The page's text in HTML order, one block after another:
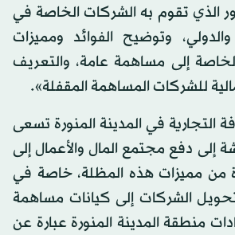
الذي تقوم به الشركات الخاصة في
وتوضيح الفوائد ومميزات
إلى مساهمة عامة، والتعريف
للشركات المساهمة المقفلة».
التجارية في المدينة المنورة تسعى
إلى دفع مجتمع المال والأعمال إلى
من مميزات هذه المظلة، خاصة في
الشركات إلى كيانات مساهمة
منطقة المدينة المنورة عبارة عن